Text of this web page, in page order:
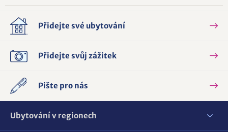
Přidejte své ubytování
Přidejte svůj zážitek
Pište pro nás
Ubytování v regionech